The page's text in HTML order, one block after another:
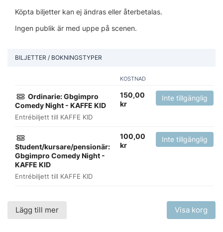
Köpta biljetter kan ej ändras eller återbetalas.
Ingen publik är med uppe på scenen.
BILJETTER / BOKNINGSTYPER
KOSTNAD
Ordinarie: Gbgimpro
Comedy Night - KAFFE KID
Entrébiljett till KAFFE KID
150,00
kr
Inte tillgänglig
Student/kursare/pensionär:
Gbgimpro Comedy Night -
KAFFE KID
Entrébiljett till KAFFE KID
100,00
kr
Inte tillgänglig
Lägg till mer Visa korg